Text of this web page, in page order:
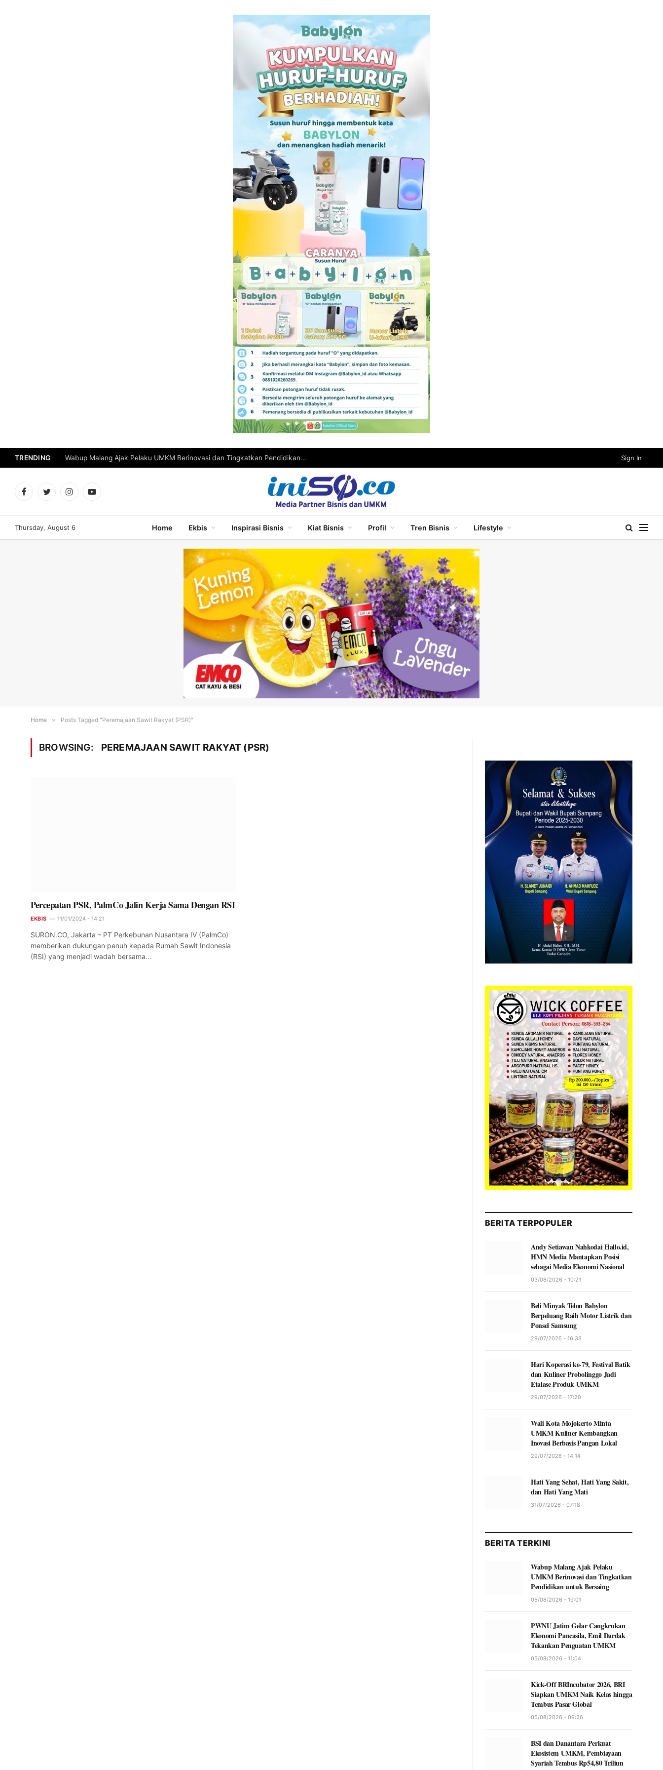
TRENDING Wabup Malang Ajak Pelaku UMKM Berinovasi dan Tingkatkan Pendidikan untuk Bersaing Sign In
FacebookTwitterInstagramYouTube
Thursday, August 6 Home Ekbis Inspirasi Bisnis Kiat Bisnis Profil Tren Bisnis Lifestyle
Home » Posts Tagged "Peremajaan Sawit Rakyat (PSR)"
BROWSING: PEREMAJAAN SAWIT RAKYAT (PSR)
Percepatan PSR, PalmCo Jalin Kerja Sama Dengan RSI
EKBIS 11/01/2024 - 14:21
SURON.CO, Jakarta – PT Perkebunan Nusantara IV (PalmCo)
memberikan dukungan penuh kepada Rumah Sawit Indonesia
(RSI) yang menjadi wadah bersama…
BERITA TERPOPULER
Andy Setiawan Nahkodai Hallo.id,
HMN Media Mantapkan Posisi
sebagai Media Ekonomi Nasional
03/08/2026 - 10:21
Beli Minyak Telon Babylon
Berpeluang Raih Motor Listrik dan
Ponsel Samsung
29/07/2026 - 16:33
Hari Koperasi ke-79, Festival Batik
dan Kuliner Probolinggo Jadi
Etalase Produk UMKM
29/07/2026 - 17:20
Wali Kota Mojokerto Minta
UMKM Kuliner Kembangkan
Inovasi Berbasis Pangan Lokal
29/07/2026 - 14:14
Hati Yang Sehat, Hati Yang Sakit,
dan Hati Yang Mati
31/07/2026 - 07:18
BERITA TERKINI
Wabup Malang Ajak Pelaku
UMKM Berinovasi dan Tingkatkan
Pendidikan untuk Bersaing
05/08/2026 - 19:01
PWNU Jatim Gelar Cangkrukan
Ekonomi Pancasila, Emil Dardak
Tekankan Penguatan UMKM
05/08/2026 - 11:04
Kick-Off BRIncubator 2026, BRI
Siapkan UMKM Naik Kelas hingga
Tembus Pasar Global
05/08/2026 - 09:26
BSI dan Danantara Perkuat
Ekosistem UMKM, Pembiayaan
Syariah Tembus Rp54,80 Triliun